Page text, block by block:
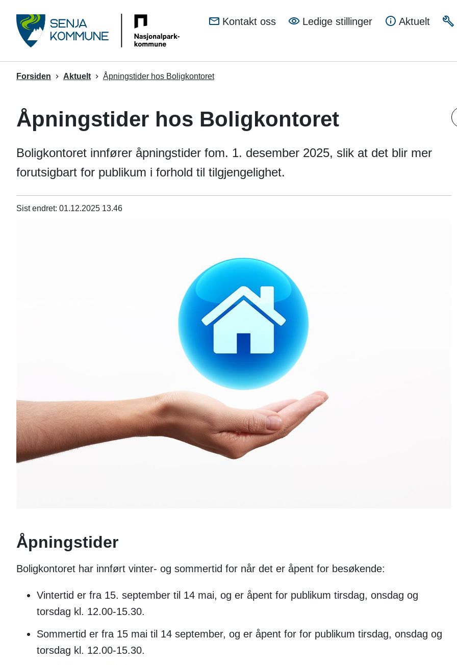
SenjaKontakt oss Ledige stillinger Aktuelt
Du
Forsiden Aktuelt Åpningstider hos Boligkontoret
Åpningstider hos Boligkontoret
Boligkontoret innfører åpningstider fom. 1. desember 2025, slik at det blir mer
forutsigbart for publikum i forhold til tilgjengelighet.
Sist endret 01.12.2025 13.46
Åpningstider
Boligkontoret har innført vinter- og sommertid for når det er åpent for besøkende:
Vintertid er fra 15. september til 14 mai, og er åpent for publikum tirsdag, onsdag og
torsdag kl. 12.00-15.30.
Sommertid er fra 15 mai til 14 september, og er åpent for for publikum tirsdag, onsdag og
torsdag kl. 12.00-15.30.